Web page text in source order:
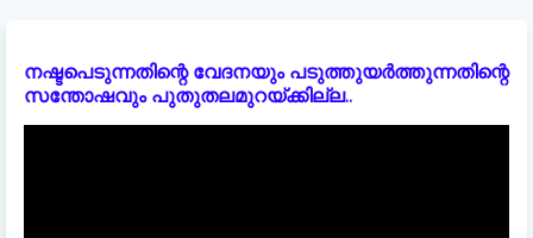
നഷ്ടപെടുന്നതിന്റെ വേദനയും പടുത്തുയർത്തുന്നതിന്റെ
സന്തോഷവും പുതുതലമുറയ്ക്കില്ല..